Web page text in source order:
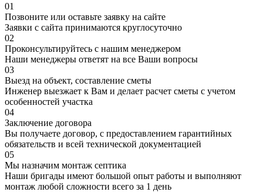
01
Позвоните или оставьте заявку на сайте
Заявки с сайта принимаются круглосуточно
02
Проконсультируйтесь с нашим менеджером
Наши менеджеры ответят на все Ваши вопросы
03
Выезд на объект, составление сметы
Инженер выезжает к Вам и делает расчет сметы с учетом
особенностей участка
04
Заключение договора
Вы получаете договор, с предоставлением гарантийных
обязательств и всей технической документацией
05
Мы назначим монтаж септика
Наши бригады имеют большой опыт работы и выполняют
монтаж любой сложности всего за 1 день